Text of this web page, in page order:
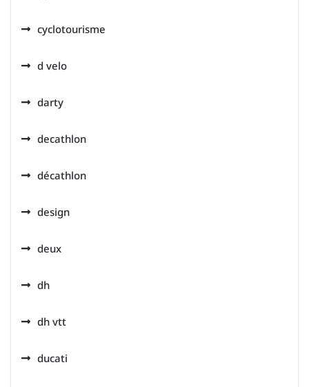
cyclotourisme
d velo
darty
decathlon
décathlon
design
deux
dh
dh vtt
ducati